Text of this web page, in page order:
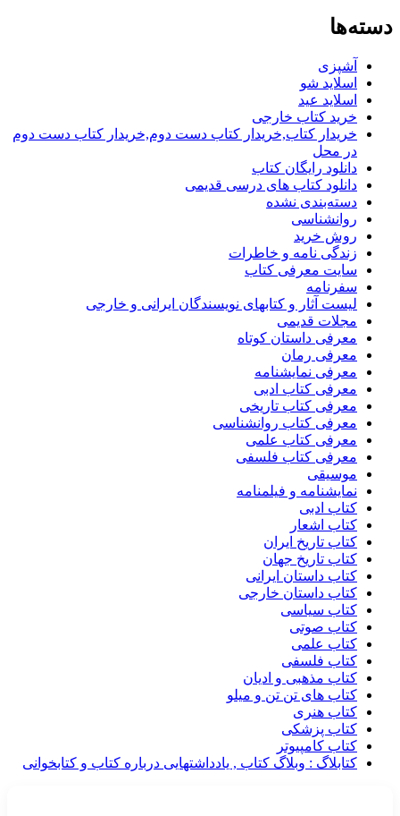
دسته‌ها
آشپزی
اسلاید شو
اسلاید عید
خرید کتاب خارجی
خریدار کتاب,خریدار کتاب دست دوم,خریدار کتاب دست دوم
در محل
دانلود رایگان کتاب
دانلود کتاب های درسی قدیمی
دسته‌بندی نشده
روانشناسی
روش خرید
زندگی نامه و خاطرات
سایت معرفی کتاب
سفرنامه
لیست آثار و کتابهای نویسندگان ایرانی و خارجی
مجلات قدیمی
معرفی داستان کوتاه
معرفی رمان
معرفی نمایشنامه
معرفی کتاب ادبی
معرفی کتاب تاریخی
معرفی کتاب روانشناسی
معرفی کتاب علمی
معرفی کتاب فلسفی
موسیقی
نمایشنامه و فیلمنامه
کتاب ادبی
کتاب اشعار
کتاب تاریخ ایران
کتاب تاریخ جهان
کتاب داستان ایرانی
کتاب داستان خارجی
کتاب سیاسی
کتاب صوتی
کتاب علمی
کتاب فلسفی
کتاب مذهبی و ادیان
کتاب های تن تن و میلو
کتاب هنری
کتاب پزشکی
کتاب کامپیوتر
کتابلاگ : وبلاگ کتاب , یادداشتهایی درباره کتاب و کتابخوانی